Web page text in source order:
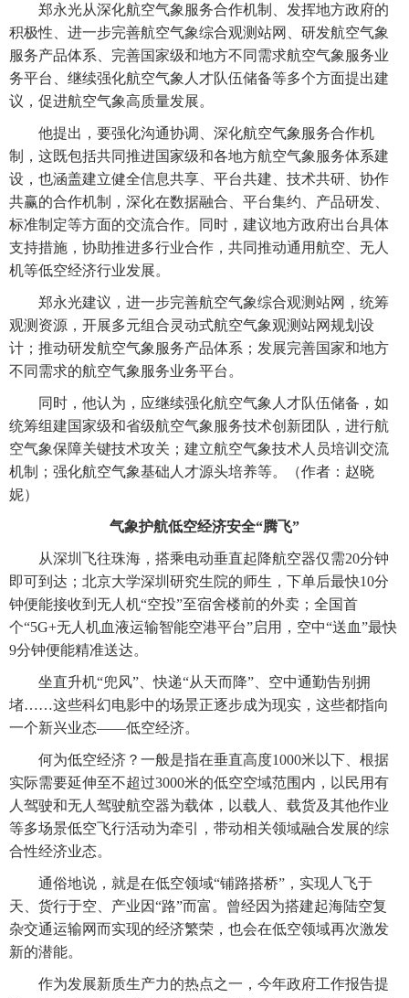
郑永光从深化航空气象服务合作机制、发挥地方政府的
积极性、进一步完善航空气象综合观测站网、研发航空气象
服务产品体系、完善国家级和地方不同需求航空气象服务业
务平台、继续强化航空气象人才队伍储备等多个方面提出建
议，促进航空气象高质量发展。
他提出，要强化沟通协调、深化航空气象服务合作机
制，这既包括共同推进国家级和各地方航空气象服务体系建
设，也涵盖建立健全信息共享、平台共建、技术共研、协作
共赢的合作机制，深化在数据融合、平台集约、产品研发、
标准制定等方面的交流合作。同时，建议地方政府出台具体
支持措施，协助推进多行业合作，共同推动通用航空、无人
机等低空经济行业发展。
郑永光建议，进一步完善航空气象综合观测站网，统筹
观测资源，开展多元组合灵动式航空气象观测站网规划设
计；推动研发航空气象服务产品体系；发展完善国家和地方
不同需求的航空气象服务业务平台。
同时，他认为，应继续强化航空气象人才队伍储备，如
统筹组建国家级和省级航空气象服务技术创新团队，进行航
空气象保障关键技术攻关；建立航空气象技术人员培训交流
机制；强化航空气象基础人才源头培养等。（作者：赵晓
妮）
气象护航低空经济安全“腾飞”
从深圳飞往珠海，搭乘电动垂直起降航空器仅需20分钟
即可到达；北京大学深圳研究生院的师生，下单后最快10分
钟便能接收到无人机“空投”至宿舍楼前的外卖；全国首
个“5G+无人机血液运输智能空港平台”启用，空中“送血”最快
9分钟便能精准送达。
坐直升机“兜风”、快递“从天而降”、空中通勤告别拥
堵……这些科幻电影中的场景正逐步成为现实，这些都指向
一个新兴业态——低空经济。
何为低空经济？一般是指在垂直高度1000米以下、根据
实际需要延伸至不超过3000米的低空空域范围内，以民用有
人驾驶和无人驾驶航空器为载体，以载人、载货及其他作业
等多场景低空飞行活动为牵引，带动相关领域融合发展的综
合性经济业态。
通俗地说，就是在低空领域“铺路搭桥”，实现人飞于
天、货行于空、产业因“路”而富。曾经因为搭建起海陆空复
杂交通运输网而实现的经济繁荣，也会在低空领域再次激发
新的潜能。
作为发展新质生产力的热点之一，今年政府工作报告提